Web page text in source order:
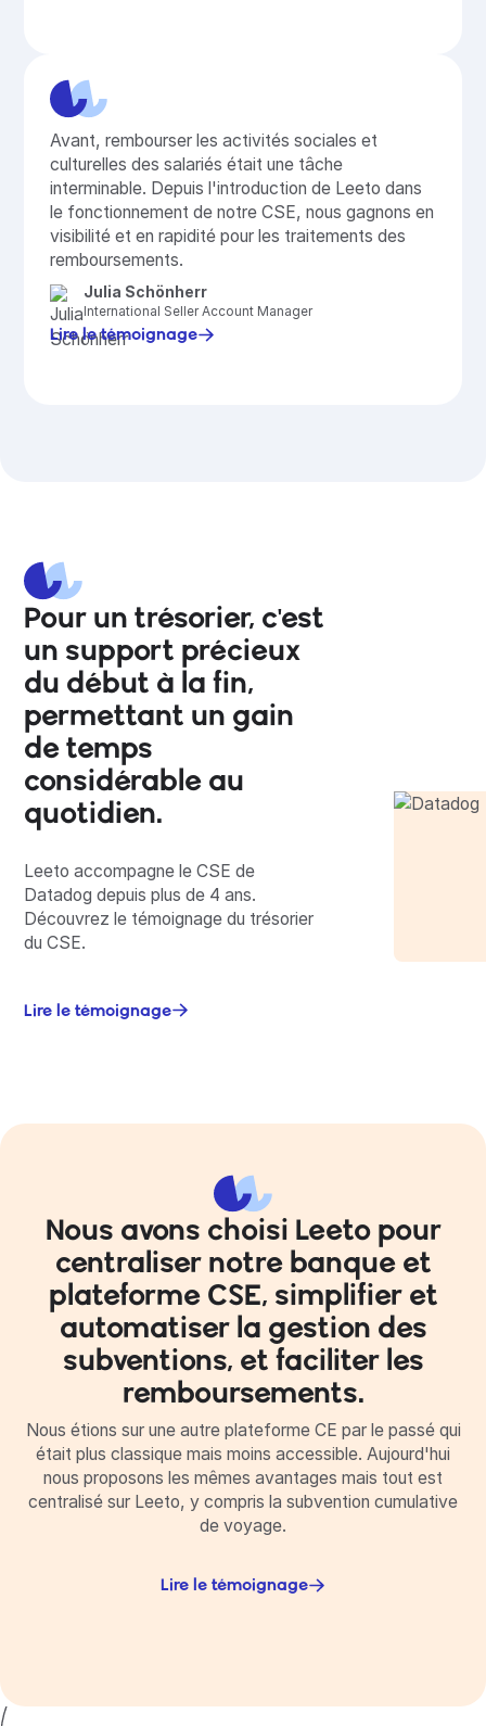
Avant, rembourser les activités sociales et
culturelles des salariés était une tâche
interminable. Depuis l'introduction de Leeto dans
le fonctionnement de notre CSE, nous gagnons en
visibilité et en rapidité pour les traitements des
remboursements.
Julia Schönherr
International Seller Account Manager
Lire le témoignage
Pour un trésorier, c'est
un support précieux
du début à la fin,
permettant un gain
de temps
considérable au
quotidien.
Leeto accompagne le CSE de
Datadog depuis plus de 4 ans.
Découvrez le témoignage du trésorier
du CSE.
Lire le témoignage
Nous avons choisi Leeto pour
centraliser notre banque et
plateforme CSE, simplifier et
automatiser la gestion des
subventions, et faciliter les
remboursements.
Nous étions sur une autre plateforme CE par le passé qui
était plus classique mais moins accessible. Aujourd'hui
nous proposons les mêmes avantages mais tout est
centralisé sur Leeto, y compris la subvention cumulative
de voyage.
Lire le témoignage